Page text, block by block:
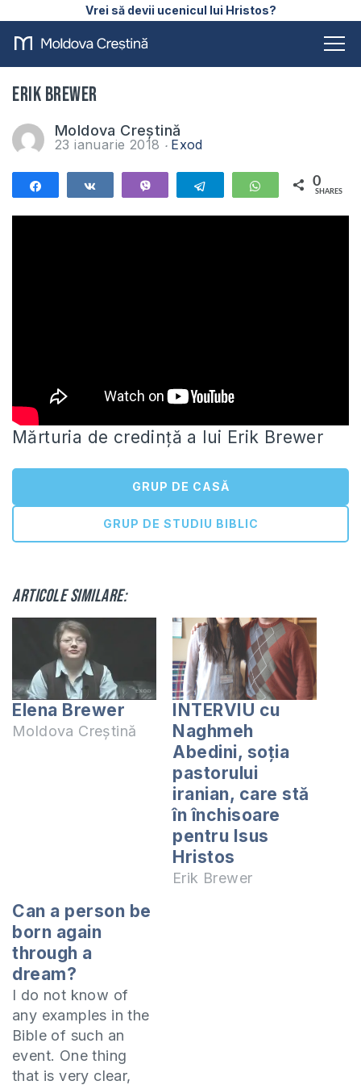
Vrei să devii ucenicul lui Hristos?
Erik Brewer
Moldova Creștină
23 ianuarie 2018 Exod
Telegram WhatsApp
0
SHARES
Mărturia de credință a lui Erik Brewer
GRUP DE CASĂ
GRUP DE STUDIU BIBLIC
Articole similare:
Elena Brewer
Moldova Creștină
INTERVIU cu
Naghmeh
Abedini, soția
pastorului
iranian, care stă
în închisoare
pentru Isus
Hristos
Erik Brewer
Can a person be
born again
through a
dream?
I do not know of
any examples in the
Bible of such an
event. One thing
that is very clear,